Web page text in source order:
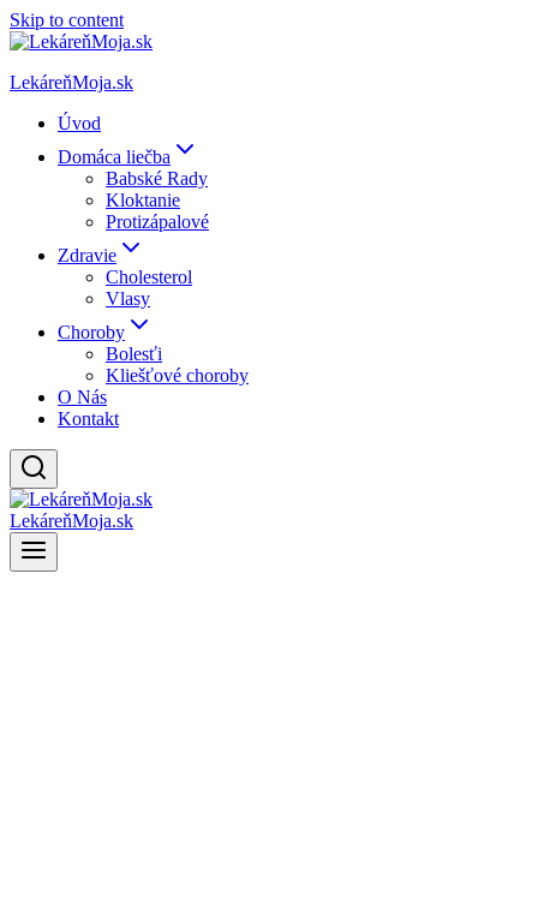
Skip to content
LekáreňMoja.sk
Úvod
Domáca liečba
Babské Rady
Kloktanie
Protizápalové
Zdravie
Cholesterol
Vlasy
Choroby
Bolesťi
Kliešťové choroby
O Nás
Kontakt
LekáreňMoja.sk